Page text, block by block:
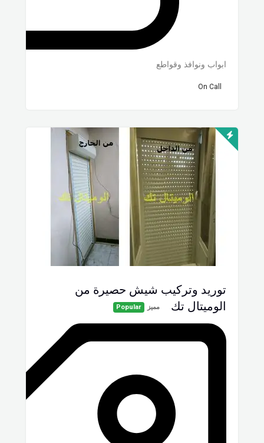
ابواب ونوافذ وقواطع
On Call
توريد وتركيب شيش حصيرة من
الوميتال تك
مميز Popular